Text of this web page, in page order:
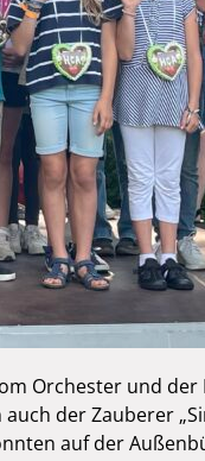
Orchester und
der Zauberer
auf der